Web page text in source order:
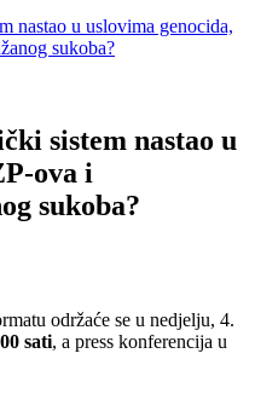
nastao u uslovima genocida,
sukoba?
sistem nastao u
ova i
sukoba?
održaće se u nedjelju, 4.
sati, a press konferencija u